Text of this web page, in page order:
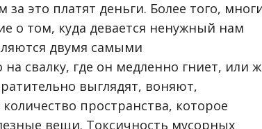
это платят деньги. Более того,
о том, куда девается ненужный нам
двумя самыми
свалку, где он медленно гниет, или
выглядят, воняют,
пространства, которое
вещи. Токсичность мусорных